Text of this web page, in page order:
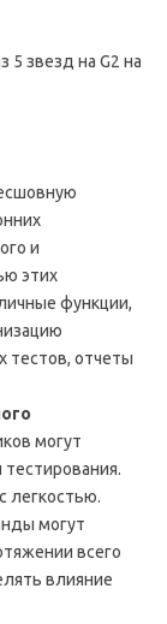
5 звезд на G2 на
и
этих
функции,
тестов, отчеты
могут
легкостью.
могут
всего
влияние